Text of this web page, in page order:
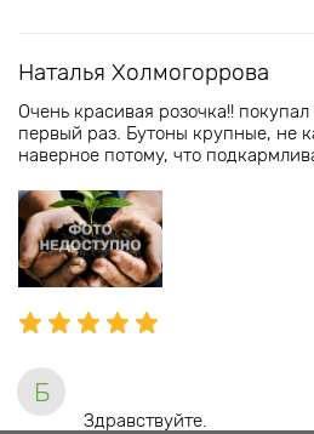
Наталья Холмогоррова
Очень красивая розочка!!
первый раз. Бутоны крупные, не
наверное потому, что
Б
Здравствуйте.